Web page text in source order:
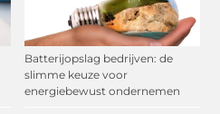
Batterijopslag bedrijven: de
slimme keuze voor
energiebewust ondernemen